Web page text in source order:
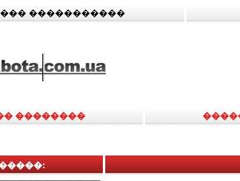
�����������
��������